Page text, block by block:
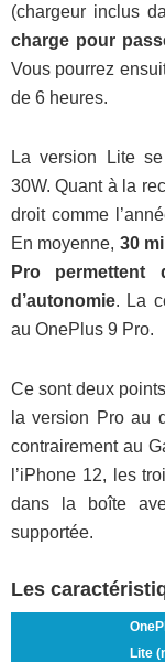
(chargeur inclus
charge pour
Vous pourrez
de 6 heures.
La version Lite
30W. Quant à la
droit comme
En moyenne, 30
Pro
d’autonomie. La
au OnePlus 9 Pro.
Ce sont deux
la version Pro au
contrairement au
l’iPhone 12, les
dans la boîte
supportée.
Les
Lite